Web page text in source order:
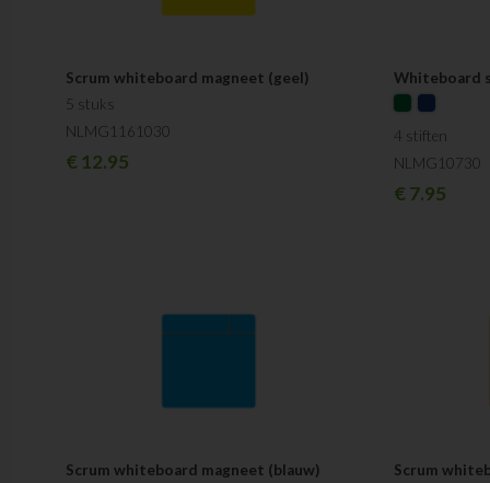
Scrum whiteboard magneet (geel)
5 stuks
NLMG1161030
€12.95
Whiteboard
4 stiften
NLMG10730
€7.95
Scrum whiteboard magneet (blauw)
Scrum